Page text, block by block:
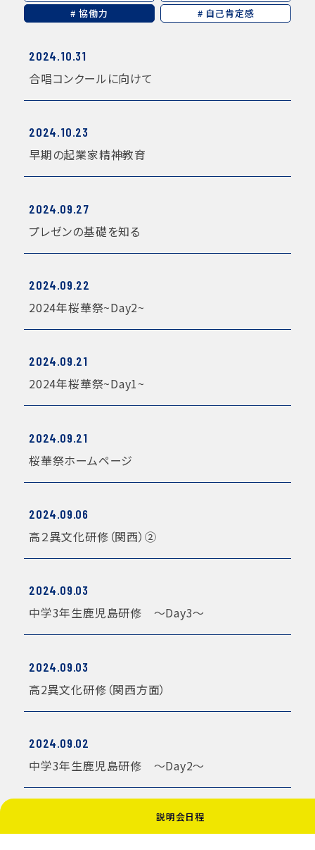
説明会日程
# 協働力
# 自己肯定感
2024.10.31
合唱コンクールに向けて
2024.10.23
早期の起業家精神教育
2024.09.27
プレゼンの基礎を知る
2024.09.22
2024年桜華祭~Day2~
2024.09.21
2024年桜華祭~Day1~
2024.09.21
桜華祭ホームページ
2024.09.06
高２異文化研修（関西）②
2024.09.03
中学3年生鹿児島研修 〜Day3〜
2024.09.03
高2異文化研修（関西方面）
2024.09.02
中学3年生鹿児島研修 〜Day2〜